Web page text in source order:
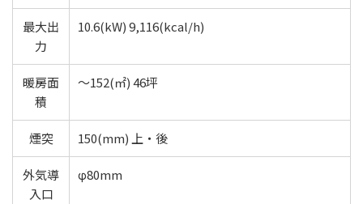
最大出
力
10.6(kW) 9,116(kcal/h)
暖房面
積
～152(㎡) 46坪
煙突 150(mm) 上・後
外気導
入口
φ80mm